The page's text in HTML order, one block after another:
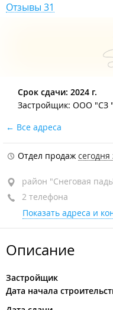
Отзывы 31
Срок сдачи: 2024 г.
Застройщик: ООО "СЗ
Все адреса
Отдел продаж
район "Снеговая
2 телефона
Показать адреса и
Описание
Застройщик
Дата начала